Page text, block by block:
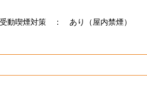
動喫煙対策 ： あり（屋内禁煙）